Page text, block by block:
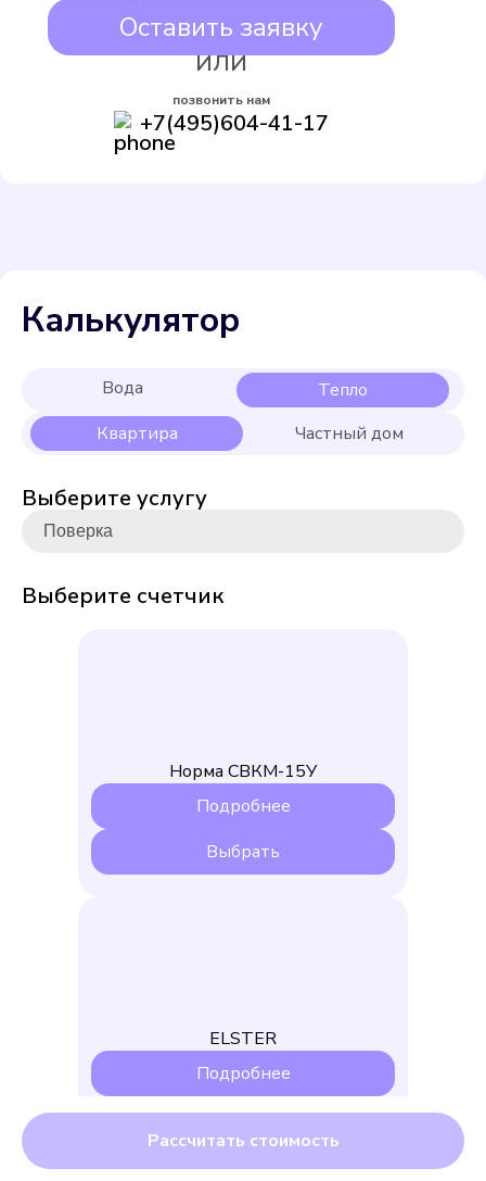
Оставить заявку
ИЛИ
позвонить нам
+7(495)604-41-17
Калькулятор
Выберите услугу
Выберите счетчик
Норма СВКМ-15У
Подробнее
Выбрать
ELSTER
Подробнее
Выбрать